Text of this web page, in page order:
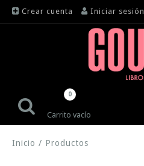
Crear cuenta Iniciar sesión
Carrito vacío
0
Inicio / Productos